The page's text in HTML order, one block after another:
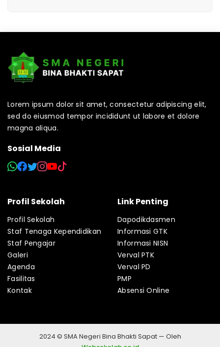
Lorem ipsum dolor sit amet, consectetur adipiscing elit,
sed do eiusmod tempor incididunt ut labore et dolore
magna aliqua.
Sosial Media
Profil Sekolah
Profil Sekolah
Staf Tenaga Kependidikan
Staf Pengajar
Galeri
Agenda
Fasilitas
Kontak
Link Penting
Dapodikdasmen
Informasi GTK
Informasi NISN
Verval PTK
Verval PD
PMP
Absensi Online
2024 © SMA Negeri Bina Bhakti Sapat — Oleh